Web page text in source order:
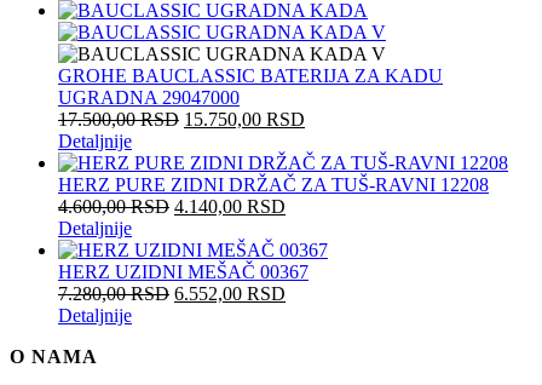
GROHE BAUCLASSIC BATERIJA ZA KADU
UGRADNA 29047000
17.500,00RSD 15.750,00 RSD
Detaljnije
HERZ PURE ZIDNI DRŽAČ ZA TUŠ-RAVNI 12208
4.600,00RSD 4.140,00 RSD
Detaljnije
HERZ UZIDNI MEŠAČ 00367
7.280,00RSD 6.552,00 RSD
Detaljnije
O NAMA